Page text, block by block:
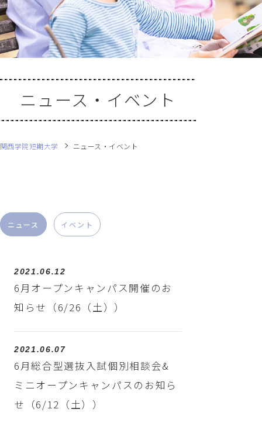
ニュース・イベント
関西学院短期大学 ニュース・イベント
ニュース イベント
2021.06.12
6月オープンキャンパス開催のお
知らせ（6/26（土））
2021.06.07
6月総合型選抜入試個別相談会&
ミニオープンキャンパスのお知ら
せ（6/12（土））